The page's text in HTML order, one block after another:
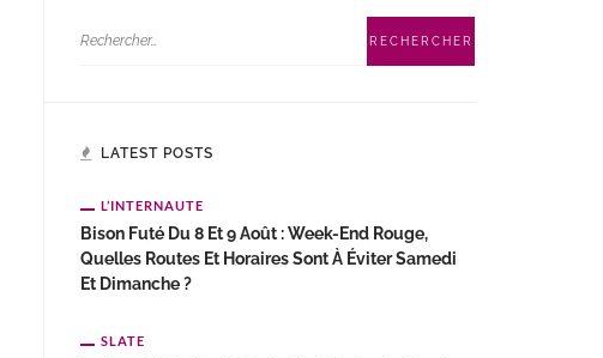
LATEST POSTS
L’INTERNAUTE
Bison Futé Du 8 Et 9 Août : Week-End Rouge,
Quelles Routes Et Horaires Sont À Éviter Samedi
Et Dimanche ?
SLATE